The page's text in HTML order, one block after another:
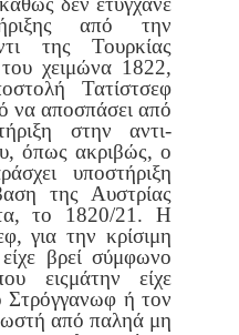
από την
της Τουρκίας
χειμώνα 1822,
Τατίστσεφ
να αποσπάσει από
ριξη στην αντι-
όπως ακριβώς, ο
υποστήριξη
της Αυστρίας
το 1820/21. Η
για την κρίσιμη
βρεί σύμφωνο
ειςμάτην είχε
Στρόγγανωφ ή τον
από παληά μη